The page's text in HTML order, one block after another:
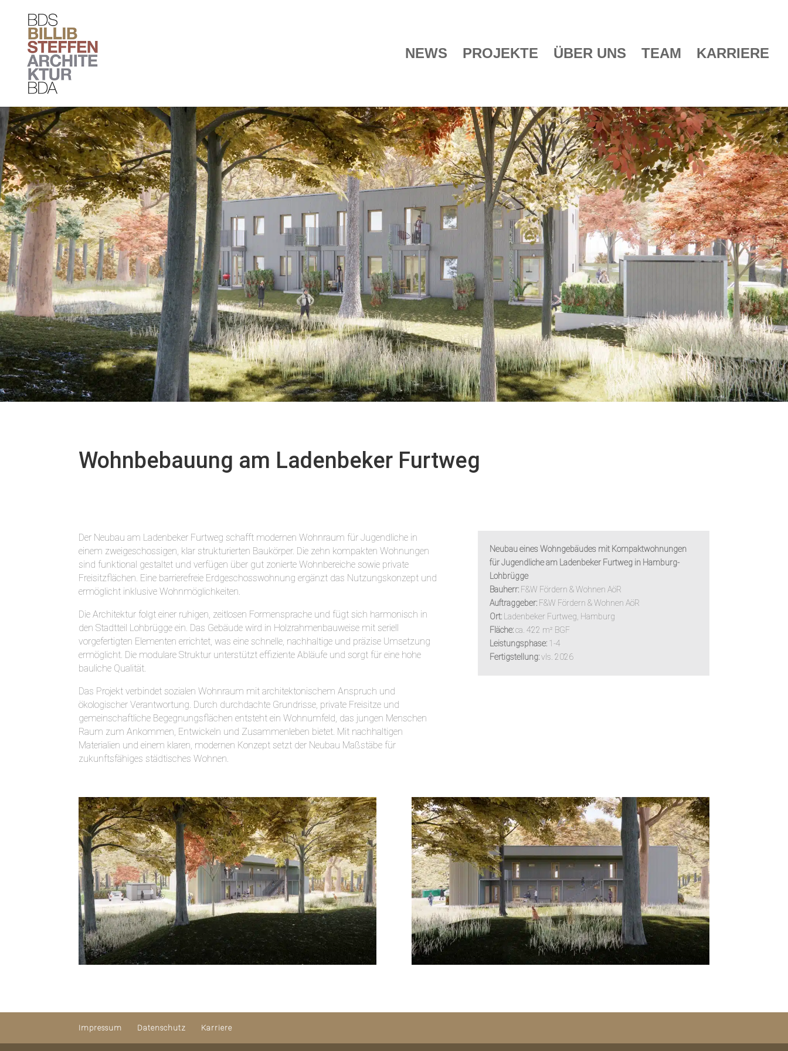
NEWS PROJEKTE ÜBER UNS TEAM KARRIERE
Wohnbebauung am Ladenbeker Furtweg
Der Neubau am Ladenbeker Furtweg schafft modernen Wohnraum für Jugendliche in
einem zweigeschossigen, klar strukturierten Baukörper. Die zehn kompakten Wohnungen
sind funktional gestaltet und verfügen über gut zonierte Wohnbereiche sowie private
Freisitzflächen. Eine barrierefreie Erdgeschosswohnung ergänzt das Nutzungskonzept und
ermöglicht inklusive Wohnmöglichkeiten.
Die Architektur folgt einer ruhigen, zeitlosen Formensprache und fügt sich harmonisch in
den Stadtteil Lohbrügge ein. Das Gebäude wird in Holzrahmenbauweise mit seriell
vorgefertigten Elementen errichtet, was eine schnelle, nachhaltige und präzise Umsetzung
ermöglicht. Die modulare Struktur unterstützt effiziente Abläufe und sorgt für eine hohe
bauliche Qualität.
Das Projekt verbindet sozialen Wohnraum mit architektonischem Anspruch und
ökologischer Verantwortung. Durch durchdachte Grundrisse, private Freisitze und
gemeinschaftliche Begegnungsflächen entsteht ein Wohnumfeld, das jungen Menschen
Raum zum Ankommen, Entwickeln und Zusammenleben bietet. Mit nachhaltigen
Materialien und einem klaren, modernen Konzept setzt der Neubau Maßstäbe für
zukunftsfähiges städtisches Wohnen.
Neubau eines Wohngebäudes mit Kompaktwohnungen
für Jugendliche am Ladenbeker Furtweg in Hamburg-
Lohbrügge
Bauherr: F&W Fördern & Wohnen AöR
Auftraggeber: F&W Fördern & Wohnen AöR
Ort:Ladenbeker Furtweg, Hamburg
Fläche:ca. 422 m² BGF
Leistungsphase:1-4
Fertigstellung:vls. 2026
Impressum Datenschutz Karriere